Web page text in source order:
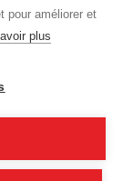
pour améliorer et
plus
Digital